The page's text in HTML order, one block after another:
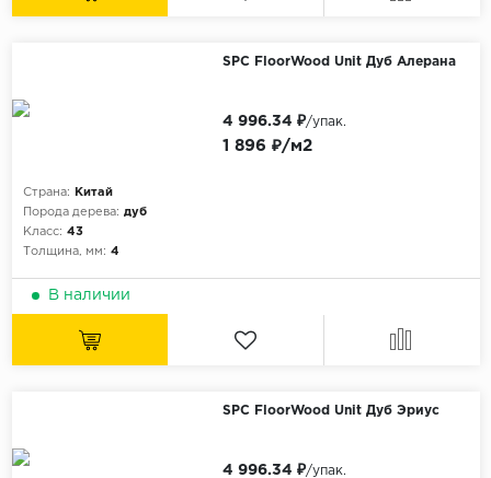
SPC FloorWood Unit Дуб Алерана
Страна:
Китай
Порода дерева: дуб
Класс: 43
Толщина, мм: 4
1 896 ₽/м2
4 996.34 ₽/упак.
В наличии
SPC FloorWood Unit Дуб Эриус
4 996.34 ₽/упак.